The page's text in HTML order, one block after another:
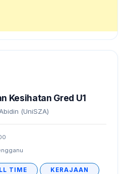
Kesihatan Gred U1
(UniSZA)
TIME KERAJAAN